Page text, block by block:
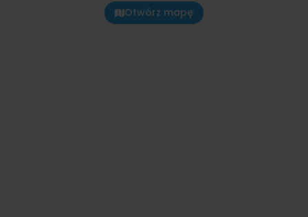
Otwórz mapę